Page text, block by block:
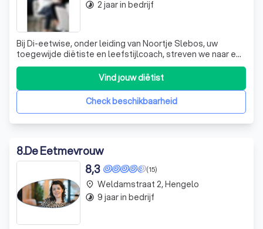
Bij Di-eetwise, onder leiding van Noortje Slebos, uw
toegewijde diëtiste en leefstijlcoach, streven we naar een
gezondere levensstijl die echt bij u past. Met een
diepgaande passie voor voeding en gezondheid en
ervaring in de GGZ, begrijpen we dat duurzame
verandering in leefgewoonten meer vereist d
Check beschikbaarheid
Vind jouw diëtist
timelapse 2 jaar in bedrijf
8.De Eetmevrouw
(15)
8,3
place Weldamstraat 2, Hengelo
timelapse 9 jaar in bedrijf